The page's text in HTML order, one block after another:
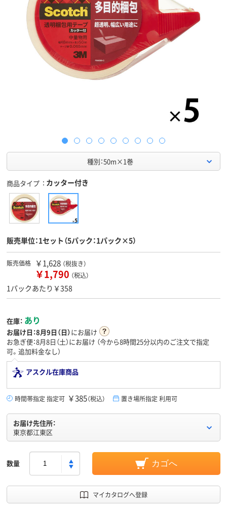
種別：50m×1巻
商品タイプ カッター付き
販売単位：1セット（5パック：1パック×5）
販売価格 ￥1,628 （税抜き）
￥1,790 （税込）
1パックあたり￥358
在庫： あり
お届け日：8月9日（日）にお届け
お急ぎ便：8月8日（土）にお届け （今から8時間25分以内のご注文で指定
可。追加料金なし）
アスクル在庫商品
時間帯指定 指定可 ￥385（税込） 置き場所指定 利用可
お届け先住所：
東京都江東区
数量 カゴへ
マイカタログへ登録